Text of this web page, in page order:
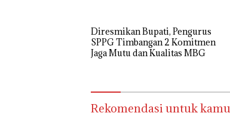
Diresmikan Bupati, Pengurus
SPPG Timbangan 2 Komitmen
Jaga Mutu dan Kualitas MBG
Rekomendasi untuk kamu